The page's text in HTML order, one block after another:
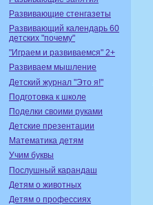
Развивающие стенгазеты
Развивающий календарь 60
детских "почему"
"Играем и развиваемся" 2+
Развиваем мышление
Детский журнал "Это я!"
Подготовка к школе
Поделки своими руками
Детские презентации
Математика детям
Учим буквы
Послушный карандаш
Детям о животных
Детям о профессиях